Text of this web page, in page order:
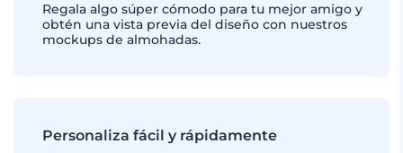
Regala algo súper cómodo para tu mejor amigo y
obtén una vista previa del diseño con nuestros
mockups de almohadas.
Personaliza fácil y rápidamente